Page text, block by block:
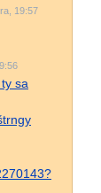
19:57
sa